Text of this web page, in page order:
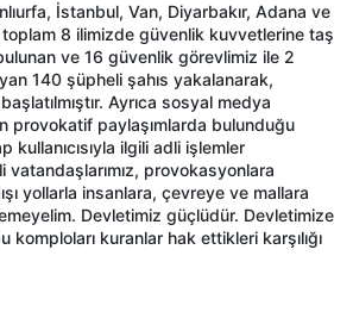
İstanbul, Van, Diyarbakır, Adana ve
8 ilimizde güvenlik kuvvetlerine taş
ve 16 güvenlik görevlimiz ile 2
140 şüpheli şahıs yakalanarak,
Ayrıca sosyal medya
provokatif paylaşımlarda bulunduğu
kullanıcısıyla ilgili adli işlemler
vatandaşlarımız, provokasyonlara
yollarla insanlara, çevreye ve mallara
Devletimiz güçlüdür. Devletimize
komploları kuranlar hak ettikleri karşılığı